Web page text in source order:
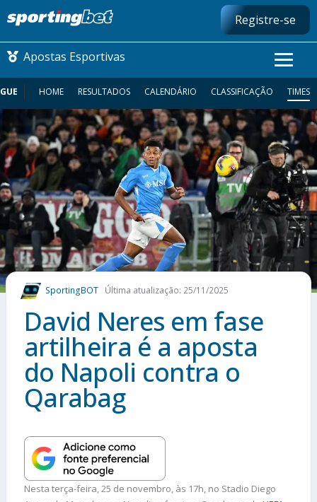
Registre-se
Apostas Esportivas
CONMEBOL LIBERTADORES
FUTEBOL NACIONAL
FUTEBOL INTERNACIONAL
COMO APOSTAR
MAIS ESPORTES
HOME RESULTADOS CALENDÁRIO CLASSIFICAÇÃO TIMES
SportingBOT Última atualização: 25/11/2025
David Neres em fase
artilheira é a aposta
do Napoli contra o
Qarabag
Nesta terça-feira, 25 de novembro, às 17h, no Stadio Diego